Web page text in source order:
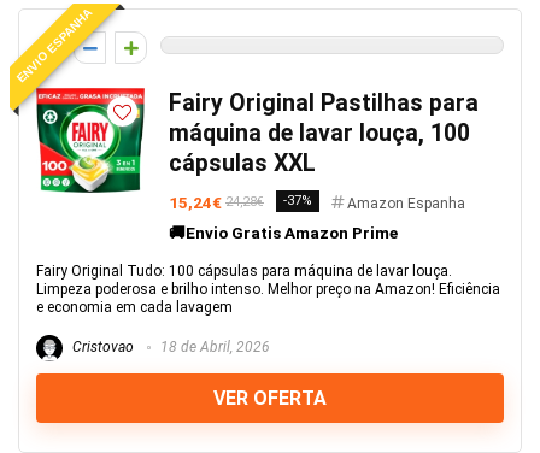
ENVIO ESPANHA
0
Fairy Original Pastilhas para
máquina de lavar louça, 100
cápsulas XXL
15,24€ 24,28€ -37% Amazon Espanha
🚚Envio Gratis Amazon Prime
Fairy Original Tudo: 100 cápsulas para máquina de lavar louça.
Limpeza poderosa e brilho intenso. Melhor preço na Amazon! Eficiência
e economia em cada lavagem
Cristovao 18 de Abril, 2026
VER OFERTA